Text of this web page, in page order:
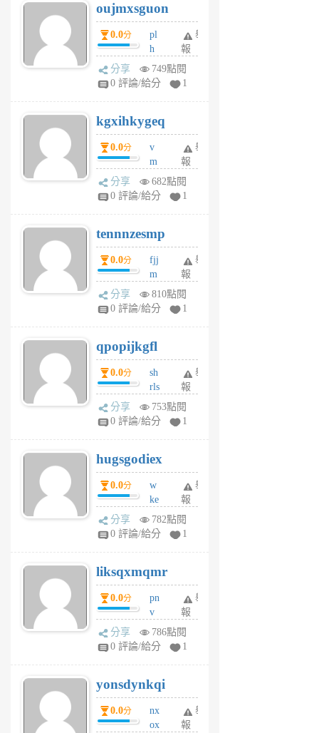
個
月
前
個
月
前
oujmxsguon
0.0分
pl
h
wi
w
6
個
月
前
舉
報
分享
749點閱
0 評論/給分
1
kgxihkygeq
0.0分
v
m
sg
sr
6
個
月
前
舉
報
分享
682點閱
0 評論/給分
1
tennnzesmp
0.0分
fjj
m
w
rs
6
個
月
前
舉
報
分享
810點閱
0 評論/給分
1
qpopijkgfl
0.0分
sh
rls
k
m
6
個
月
前
舉
報
分享
753點閱
0 評論/給分
1
hugsgodiex
0.0分
w
ke
rv
pj
6
個
月
前
舉
報
分享
782點閱
0 評論/給分
1
liksqxmqmr
0.0分
pn
v
wt
sv
6
個
月
前
舉
報
分享
786點閱
0 評論/給分
1
yonsdynkqi
0.0分
nx
ox
舉
報